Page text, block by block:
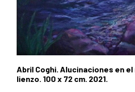
Abril Coghi. Alucinaciones en
lienzo. 100 x 72 cm. 2021.